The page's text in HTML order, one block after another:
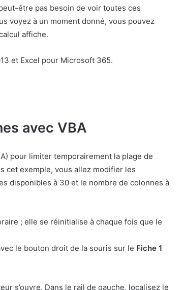
être pas besoin de voir toutes ces
voyez à un moment donné, vous pouvez
affiche.
et Excel pour Microsoft 365.
avec VBA
pour limiter temporairement la plage de
cet exemple, vous allez modifier les
disponibles à 30 et le nombre de colonnes à
; elle se réinitialise à chaque fois que le
le bouton droit de la souris sur le Fiche 1
s’ouvre. Dans le rail de gauche, localisez le